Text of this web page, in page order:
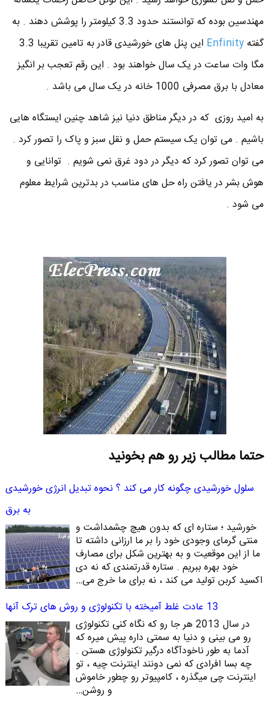
مهندسین بوده که توانستند حدود 3.3 کیلومتر را پوشش دهند . به
گفته Enfinity
این پنل های خورشیدی قادر به تامین تقریبا 3.3
مگا وات ساعت در یک سال خواهند بود . این رقم تعجب بر انگیز
معادل با برق مصرفی 1000 خانه در یک سال می باشد .
به امید روزی که در دیگر مناطق دنیا نیز شاهد چنین ایستگاه هایی
باشیم . می توان یک سیستم حمل و نقل سبز و پاک را تصور کرد .
می توان تصور کرد که دیگر در دود غرق نمی شویم . توانایی و
هوش بشر در یافتن راه حل های مناسب در بدترین شرایط معلوم
می شود .
حتما مطالب زیر رو هم بخونید
سلول خورشیدی چگونه کار می کند ؟ نحوه تبدیل انرژی خورشیدی
به برق
خورشید ؛ ستاره ای که بدون هیچ چشمداشت و
منتی گرمای وجودی خود را بر ما ارزانی داشته تا
ما از این موقعیت و به بهترین شکل برای مصارف
خود بهره ببریم . ستاره قدرتمندی که نه دی
اکسید کربن تولید می کند ، نه برای ما خرج می…
13 عادت غلط آمیخته با تکنولوژی و روش های ترک آنها
در سال 2013 هر جا رو که نگاه کنی تکنولوژی
رو می بینی و دنیا به سمتی داره پیش میره که
آدما به طور ناخودآگاه درگیر تکنولوژی هستن .
چه بسا افرادی که نمی دونند اینترنت چیه ، تو
اینترنت چی میگذره ، کامپیوتر رو چطور خاموش
و روشن…